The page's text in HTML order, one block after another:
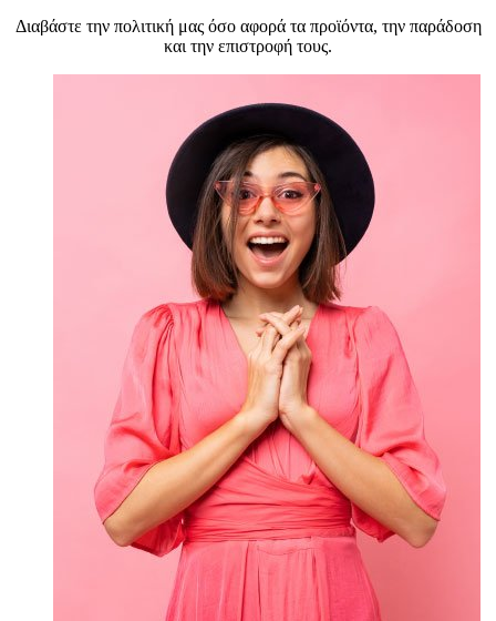
Διαβάστε την πολιτική μας όσο αφορά τα προϊόντα, την παράδοση
και την επιστροφή τους.